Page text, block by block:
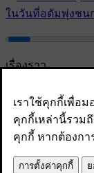
ในวันที่อดัมพุ่งชน
เรื่องราว
ความปลอดภัย
XC60
เข็มขัดนิรภัยแบบ